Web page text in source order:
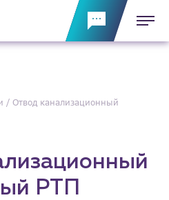
Отвод канализационный
РТП